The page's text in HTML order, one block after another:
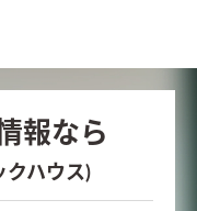
報なら
クハウス)